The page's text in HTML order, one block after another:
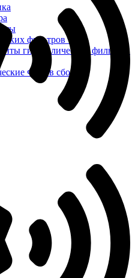
фильтров ФГС
гидравлических фильтров
ФГС в сборе